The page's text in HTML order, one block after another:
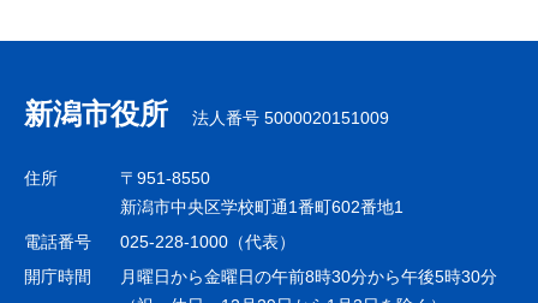
ナ
ビ
ゲ
シ
ョ
新潟市役所 法人番号 5000020151009
住所
〒951-8550
新潟市中央区学校町通1番町602番地1
電話番号
025-228-1000（代表）
開庁時間
月曜日から金曜日の午前8時30分から午後5時30分